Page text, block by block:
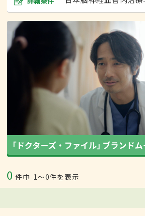
0 件中 1〜0件を表示